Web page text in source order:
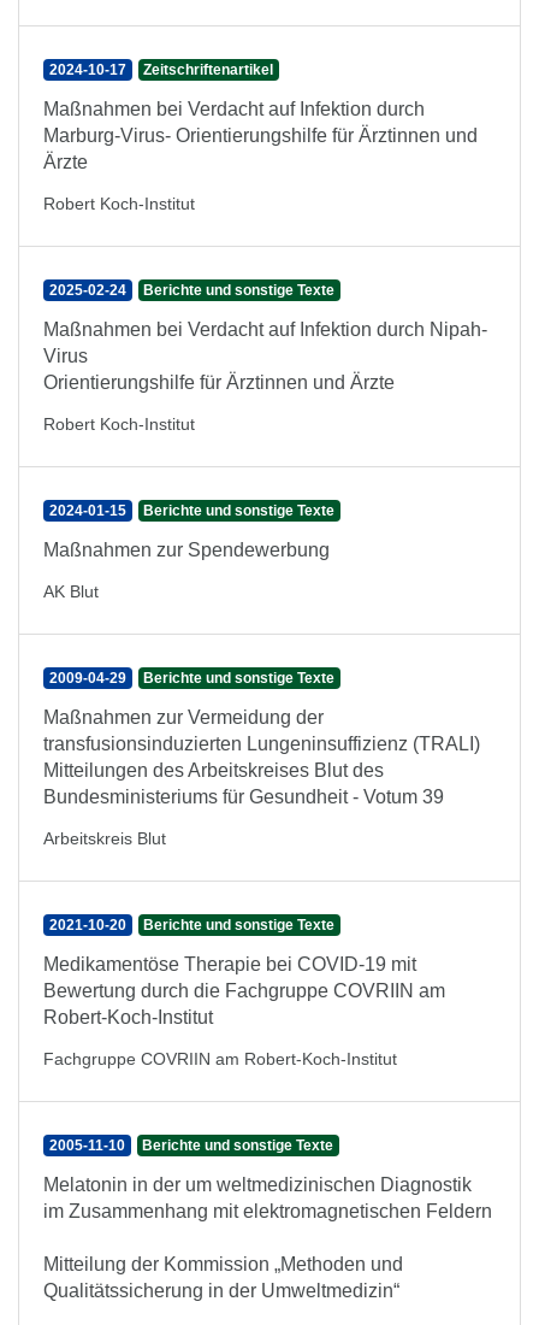
2024-10-17 Zeitschriftenartikel
Maßnahmen bei Verdacht auf Infektion durch
Marburg-Virus- Orientierungshilfe für Ärztinnen und
Ärzte
Robert Koch-Institut
2025-02-24 Berichte und sonstige Texte
Maßnahmen bei Verdacht auf Infektion durch Nipah-
Virus
Orientierungshilfe für Ärztinnen und Ärzte
Robert Koch-Institut
2024-01-15 Berichte und sonstige Texte
Maßnahmen zur Spendewerbung
AK Blut
2009-04-29 Berichte und sonstige Texte
Maßnahmen zur Vermeidung der
transfusionsinduzierten Lungeninsuffizienz (TRALI)
Mitteilungen des Arbeitskreises Blut des
Bundesministeriums für Gesundheit - Votum 39
Arbeitskreis Blut
2021-10-20 Berichte und sonstige Texte
Medikamentöse Therapie bei COVID-19 mit
Bewertung durch die Fachgruppe COVRIIN am
Robert-Koch-Institut
Fachgruppe COVRIIN am Robert-Koch-Institut
2005-11-10 Berichte und sonstige Texte
Melatonin in der um weltmedizinischen Diagnostik
im Zusammenhang mit elektromagnetischen Feldern
Mitteilung der Kommission „Methoden und
Qualitätssicherung in der Umweltmedizin“